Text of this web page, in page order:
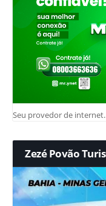
Seu provedor de internet.
Zezé Povão